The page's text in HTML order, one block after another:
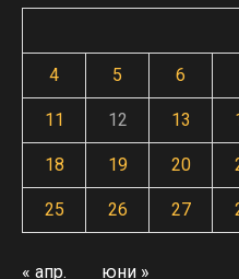
4 5 6
11 12 13
18 19 20
25 26 27
« апр. юни »